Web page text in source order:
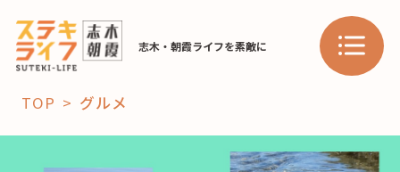
志木・朝霞ライフを素敵に
「コト」
TOP グルメ